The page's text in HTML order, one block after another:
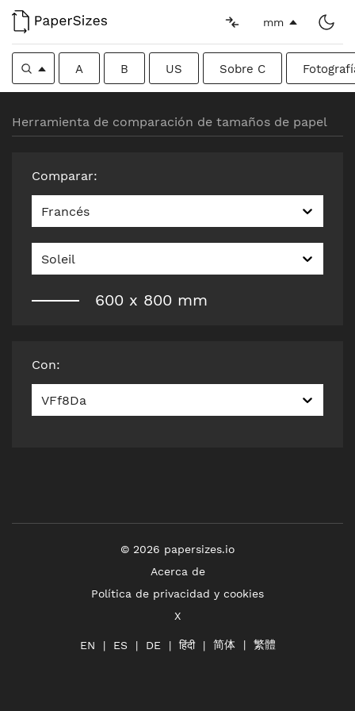
mm
A B US Sobre C
Herramienta de comparación de tamaños de papel
Comparar:
Francés
Soleil
600 x 800 mm
Con:
VFf8Da
© 2026 papersizes.io
Acerca de
Política de privacidad y cookies
X
EN ES DE हिंदी 简体 繁體